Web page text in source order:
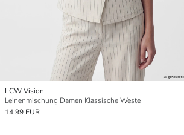
LCW Vision
Leinenmischung Damen Klassische Weste
14.99 EUR